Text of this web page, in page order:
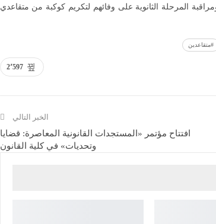
المرحلة الثانوية على وفائهم لتكريم كوكبة من متقاعدي
#متقاعدين
2٬597
الخبر التالي
افتتاح مؤتمر «المستجدات القانونية المعاصرة: قضايا
وتحديات» في كلية القانون